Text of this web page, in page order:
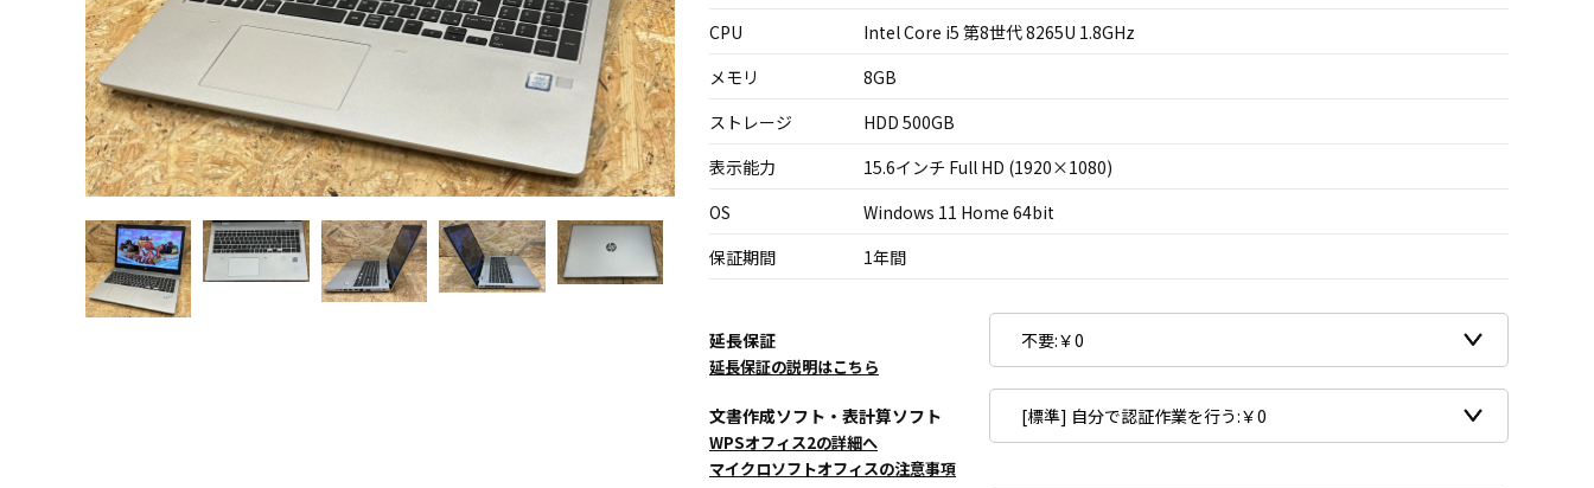
CPU
Intel Core i5 第8世代 8265U 1.8GHz
メモリ
8GB
ストレージ
HDD 500GB
表示能力
15.6インチ Full HD (1920×1080)
OS
Windows 11 Home 64bit
保証期間
1年間
延長保証
延長保証の説明はこちら
文書作成ソフト・表計算ソフト
WPSオフィス2の詳細へ
マイクロソフトオフィスの注意事項